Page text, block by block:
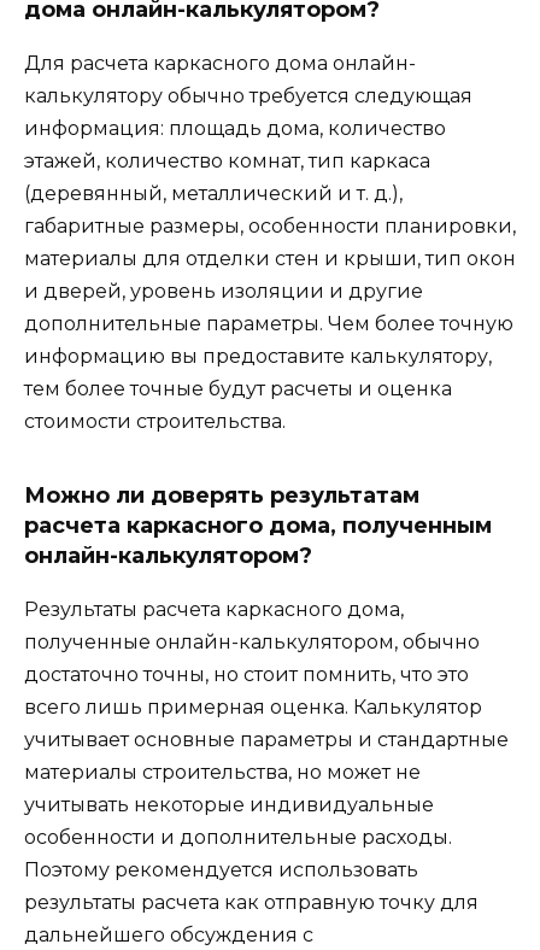
дома онлайн-калькулятором?
Для расчета каркасного дома онлайн-
калькулятору обычно требуется следующая
информация: площадь дома, количество
этажей, количество комнат, тип каркаса
(деревянный, металлический и т. д.),
габаритные размеры, особенности планировки,
материалы для отделки стен и крыши, тип окон
и дверей, уровень изоляции и другие
дополнительные параметры. Чем более точную
информацию вы предоставите калькулятору,
тем более точные будут расчеты и оценка
стоимости строительства.
Можно ли доверять результатам
расчета каркасного дома, полученным
онлайн-калькулятором?
Результаты расчета каркасного дома,
полученные онлайн-калькулятором, обычно
достаточно точны, но стоит помнить, что это
всего лишь примерная оценка. Калькулятор
учитывает основные параметры и стандартные
материалы строительства, но может не
учитывать некоторые индивидуальные
особенности и дополнительные расходы.
Поэтому рекомендуется использовать
результаты расчета как отправную точку для
дальнейшего обсуждения с